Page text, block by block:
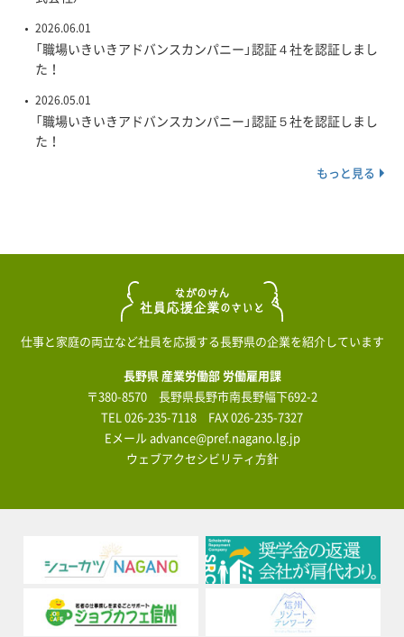
2026.06.01
「職場いきいきアドバンスカンパニー」認証４社を認証しまし
た！
2026.05.01
「職場いきいきアドバンスカンパニー」認証５社を認証しまし
た！
もっと見る
仕事と家庭の両立など社員を応援する長野県の企業を紹介しています
長野県 産業労働部 労働雇用課
〒380-8570 長野県長野市南長野幅下692-2
TEL 026-235-7118 FAX 026-235-7327
Eメールadvance@pref.nagano.lg.jp
ウェブアクセシビリティ方針